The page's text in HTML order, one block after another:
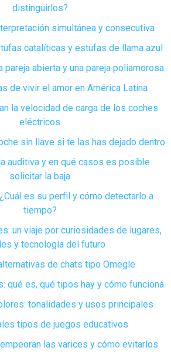
distinguirlos?
simultánea y consecutiva
catalíticas y estufas de llama azul
pareja abierta y una pareja poliamorosa
de vivir el amor en América Latina
la velocidad de carga de los coches
eléctricos
sin llave si te las has dejado dentro
auditiva y en qué casos es posible
solicitar la baja
es su perfil y cómo detectarlo a
tiempo?
un viaje por curiosidades de lugares,
y tecnología del futuro
de chats tipo Omegle
qué es, qué tipos hay y cómo funciona
tonalidades y usos principales
tipos de juegos educativos
las varices y cómo evitarlos